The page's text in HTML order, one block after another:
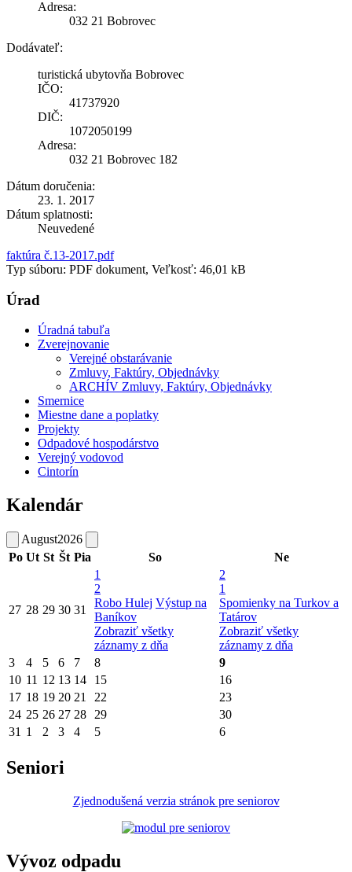
Adresa:
032 21 Bobrovec
Dodávateľ:
turistická ubytovňa Bobrovec
IČO:
41737920
DIČ:
1072050199
Adresa:
032 21 Bobrovec 182
Dátum doručenia:
23. 1. 2017
Dátum splatnosti:
Neuvedené
faktúra č.13-2017.pdf
Typ súboru: PDF dokument, Veľkosť: 46,01 kB
Úrad
Úradná tabuľa
Zverejnovanie
Verejné obstarávanie
Zmluvy, Faktúry, Objednávky
ARCHÍV Zmluvy, Faktúry, Objednávky
Smernice
Miestne dane a poplatky
Projekty
Odpadové hospodárstvo
Verejný vodovod
Cintorín
Kalendár
August2026
Po Ut St Št Pia So Ne
27 28 29 30 31
1
2
Robo Hulej Výstup na
Baníkov
Zobraziť všetky
záznamy z dňa
2
1
Spomienky na Turkov a
Tatárov
Zobraziť všetky
záznamy z dňa
3
4 5 6 7 8
9
10 11 12 13 14 15
16
17 18 19 20 21 22
23
24 25 26 27 28 29
30
31 1 2 3 4 5 6
Seniori
Zjednodušená verzia stránok pre seniorov
Vývoz odpadu